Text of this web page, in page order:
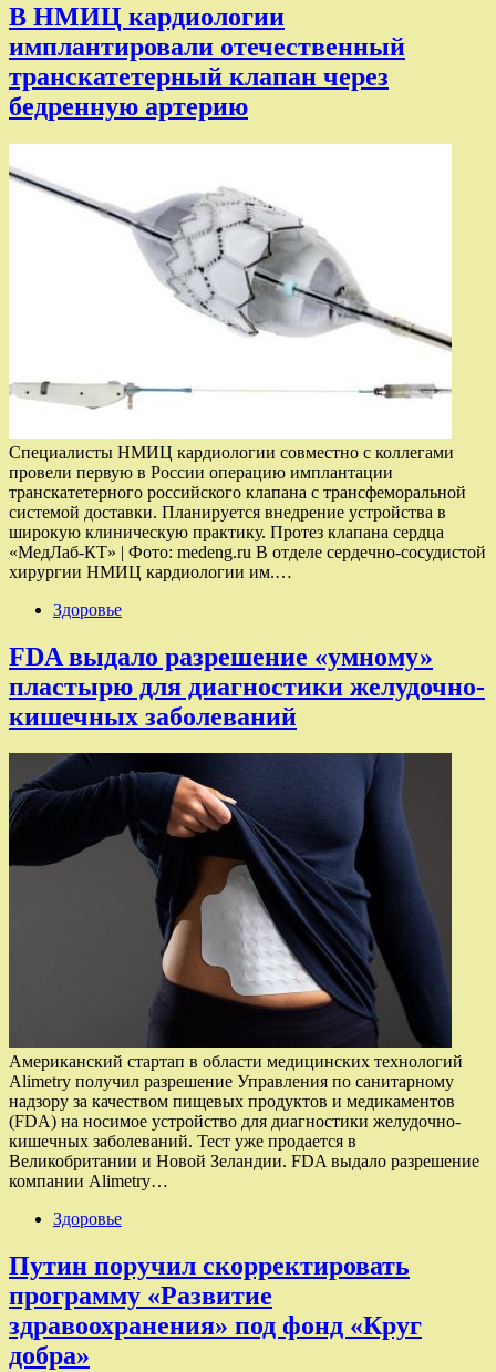
В НМИЦ кардиологии
имплантировали отечественный
транскатетерный клапан через
бедренную артерию
Специалисты НМИЦ кардиологии совместно с коллегами
провели первую в России операцию имплантации
транскатетерного российского клапана с трансфеморальной
системой доставки. Планируется внедрение устройства в
широкую клиническую практику. Протез клапана сердца
«МедЛаб-КТ» | Фото: medeng.ru В отделе сердечно-сосудистой
хирургии НМИЦ кардиологии им.…
Здоровье
FDA выдало разрешение «умному»
пластырю для диагностики желудочно-
кишечных заболеваний
Американский стартап в области медицинских технологий
Alimetry получил разрешение Управления по санитарному
надзору за качеством пищевых продуктов и медикаментов
(FDA) на носимое устройство для диагностики желудочно-
кишечных заболеваний. Тест уже продается в
Великобритании и Новой Зеландии. FDA выдало разрешение
компании Alimetry…
Здоровье
Путин поручил скорректировать
программу «Развитие
здравоохранения» под фонд «Круг
добра»